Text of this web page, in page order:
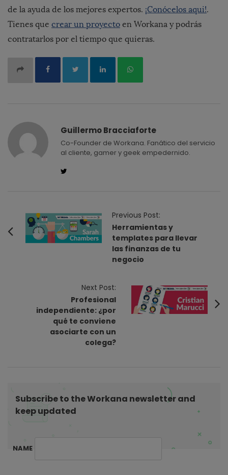
de la ayuda de los mejores expertos. ¡Conócelos aqui!.
Tienes que crear un proyecto en Workana y podrás
contratarlos por el tiempo que quieras.
Guillermo Bracciaforte
Co-Founder de Workana. Fanático del servicio
al cliente, gamer y geek empedernido.
Previous Post:
Herramientas y
templates para llevar
las finanzas de tu
negocio
Next Post:
Profesional
independiente: ¿por
qué te conviene
asociarte con un
colega?
Subscribe to the Workana newsletter and
keep updated
NAME